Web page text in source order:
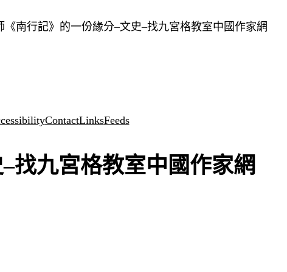
南行記》的一份緣分–文史–找九宮格教室中國作家網
ContactLinksFeeds
找九宮格教室中國作家網